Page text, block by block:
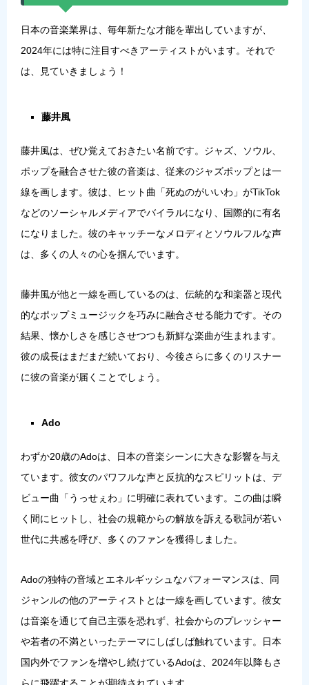
日本の音楽業界は、毎年新たな才能を輩出していますが、
2024年には特に注目すべきアーティストがいます。それで
は、見ていきましょう！
藤井風
藤井風は、ぜひ覚えておきたい名前です。ジャズ、ソウル、
ポップを融合させた彼の音楽は、従来のジャズポップとは一
線を画します。彼は、ヒット曲「死ぬのがいいわ」がTikTok
などのソーシャルメディアでバイラルになり、国際的に有名
になりました。彼のキャッチーなメロディとソウルフルな声
は、多くの人々の心を掴んでいます。
藤井風が他と一線を画しているのは、伝統的な和楽器と現代
的なポップミュージックを巧みに融合させる能力です。その
結果、懐かしさを感じさせつつも新鮮な楽曲が生まれます。
彼の成長はまだまだ続いており、今後さらに多くのリスナー
に彼の音楽が届くことでしょう。
Ado
わずか20歳のAdoは、日本の音楽シーンに大きな影響を与え
ています。彼女のパワフルな声と反抗的なスピリットは、デ
ビュー曲「うっせぇわ」に明確に表れています。この曲は瞬
く間にヒットし、社会の規範からの解放を訴える歌詞が若い
世代に共感を呼び、多くのファンを獲得しました。
Adoの独特の音域とエネルギッシュなパフォーマンスは、同
ジャンルの他のアーティストとは一線を画しています。彼女
は音楽を通じて自己主張を恐れず、社会からのプレッシャー
や若者の不満といったテーマにしばしば触れています。日本
国内外でファンを増やし続けているAdoは、2024年以降もさ